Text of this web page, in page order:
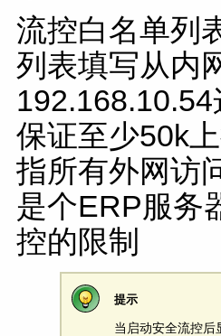
流控白名单列
列表填写从内
保证至少50k
指所有外网访
是个ERP服务
控的限制
提示
当启动安全流控后